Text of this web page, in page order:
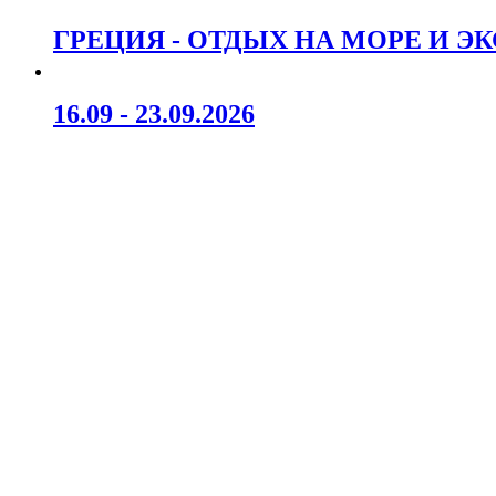
ГРЕЦИЯ - ОТДЫХ НА МОРЕ И
16.09 - 23.09.2026